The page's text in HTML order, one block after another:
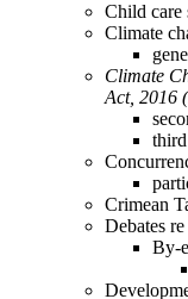
Child care
Climate
Climate
Act, 2016
Crimean
Debates
By-